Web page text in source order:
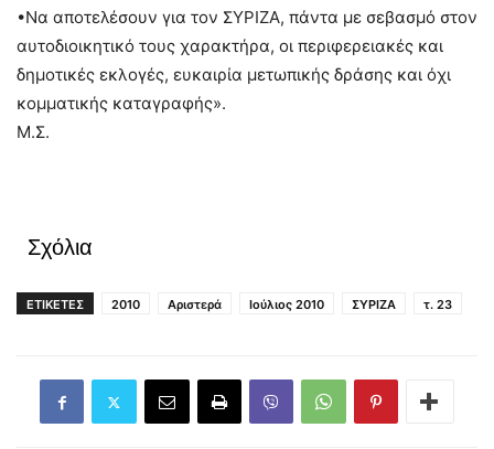
•Να αποτελέσουν για τον ΣΥΡΙΖΑ, πάντα με σεβασμό στον
αυτοδιοικητικό τους χαρακτήρα, οι περιφερειακές και
δημοτικές εκλογές, ευκαιρία μετωπικής δράσης και όχι
κομματικής καταγραφής».
Μ.Σ.
Σχόλια
ΕΤΙΚΕΤΕΣ 2010 Αριστερά Ιούλιος 2010 ΣΥΡΙΖΑ τ. 23